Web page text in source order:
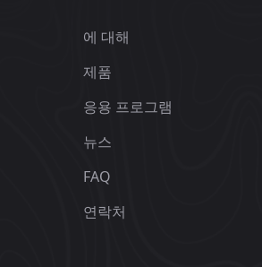
에 대해
제품
응용 프로그램
뉴스
FAQ
연락처